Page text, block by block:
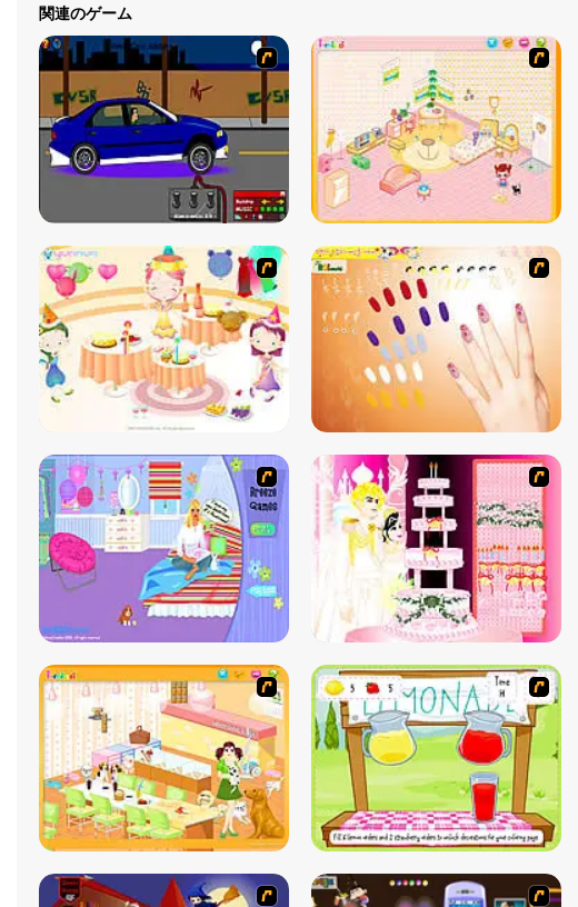
関連のゲーム